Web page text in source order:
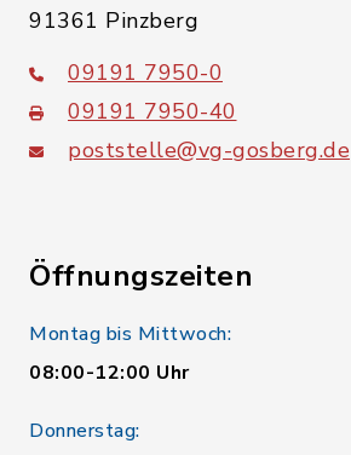
91361 Pinzberg
09191 7950-0
09191 7950-40
poststelle@vg-gosberg.de
Öffnungszeiten
Montag bis Mittwoch:
08:00-12:00 Uhr
Donnerstag: